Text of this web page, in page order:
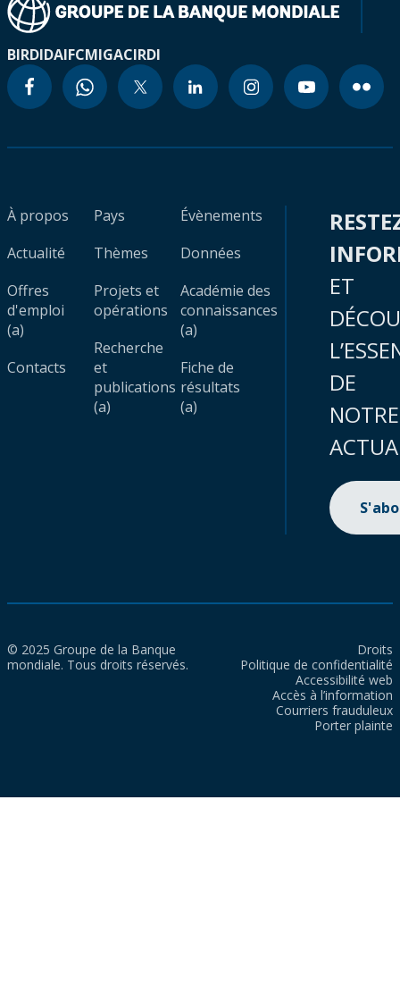
BIRDIDAIFCMIGACIRDI
À propos
Actualité
Offres
d'emploi
(a)
Contacts
Pays
Thèmes
Projets et
opérations
Recherche
et
publications
(a)
Évènements
Données
Académie des
connaissances
(a)
Fiche de
résultats
(a)
ET
DE
NOTRE
© 2025 Groupe de la Banque
mondiale. Tous droits réservés.
Droits
Politique de confidentialité
Accessibilité web
Accès à l’information
Courriers frauduleux
Porter plainte